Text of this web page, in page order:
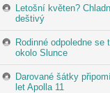
Letošní květen?
deštivý
Rodinné odpoledne se
okolo Slunce
Darované šátky
let Apolla 11